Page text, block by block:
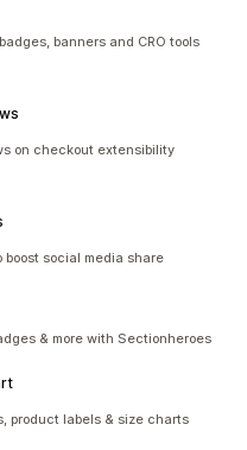
banners and CRO tools
on checkout extensibility
social media share
& more with Sectionheroes
product labels & size charts